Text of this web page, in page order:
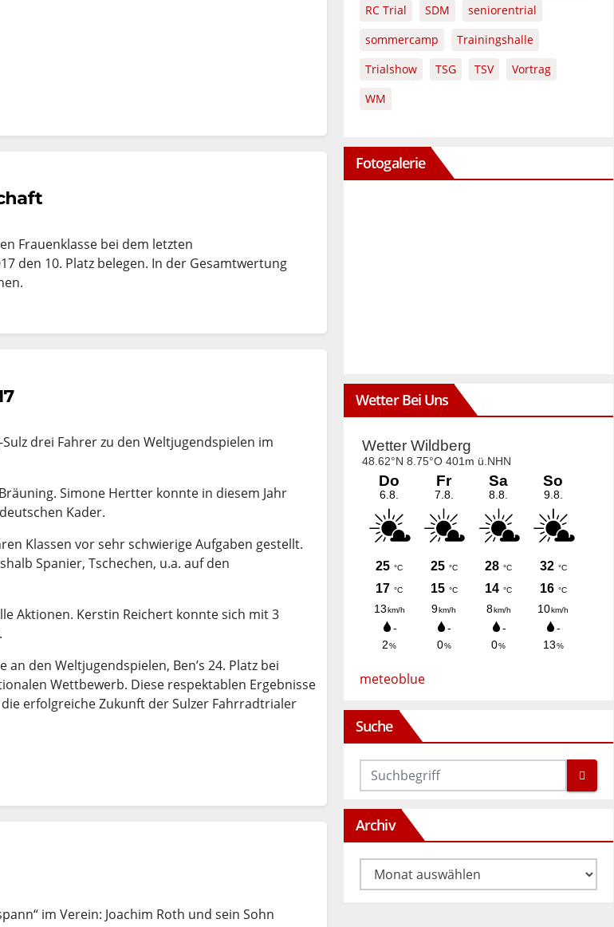
Frauenklasse bei dem letzten
den 10. Platz belegen. In der Gesamtwertung
drei Fahrer zu den Weltjugendspielen im
Simone Hertter konnte in diesem Jahr
Kader.
Klassen vor sehr schwierige Aufgaben gestellt.
Spanier, Tschechen, u.a. auf den
Aktionen. Kerstin Reichert konnte sich mit 3
den Weltjugendspielen, Ben’s 24. Platz bei
Wettbewerb. Diese respektablen Ergebnisse
erfolgreiche Zukunft der Sulzer Fahrradtrialer
im Verein: Joachim Roth und sein Sohn
RC Trial
SDM
seniorentrial
sommercamp
Trainingshalle
Trialshow
TSG TSV
Vortrag
WM
Fotogalerie
Wetter Bei Uns
meteoblue
Suche
Archiv
Archiv